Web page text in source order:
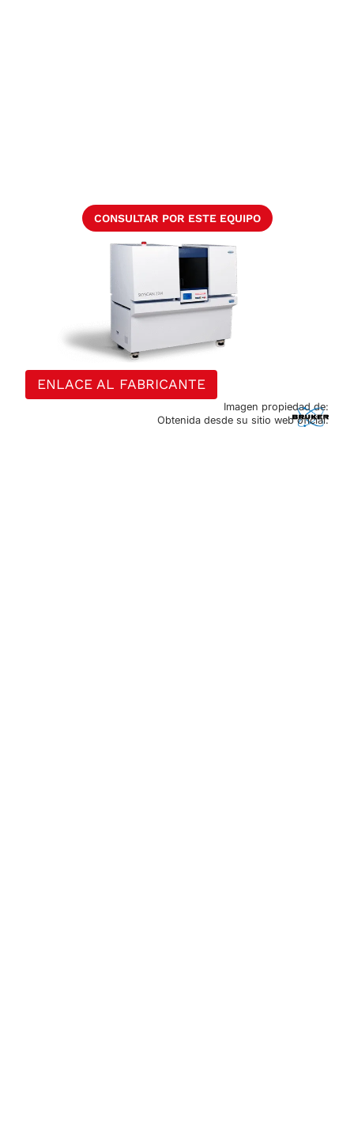
ENLACE AL FABRICANTE
CONSULTAR POR ESTE EQUIPO
Imagen propiedad de:
Obtenida desde su sitio web oficial.